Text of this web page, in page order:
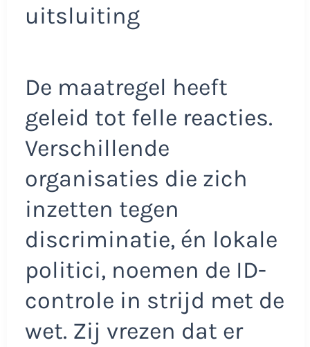
uitsluiting
De maatregel heeft
geleid tot felle reacties.
Verschillende
organisaties die zich
inzetten tegen
discriminatie, én lokale
politici, noemen de ID-
controle in strijd met de
wet. Zij vrezen dat er